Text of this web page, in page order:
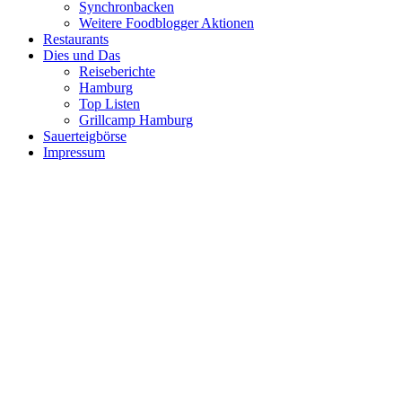
Synchronbacken
Weitere Foodblogger Aktionen
Restaurants
Dies und Das
Reiseberichte
Hamburg
Top Listen
Grillcamp Hamburg
Sauerteigbörse
Impressum